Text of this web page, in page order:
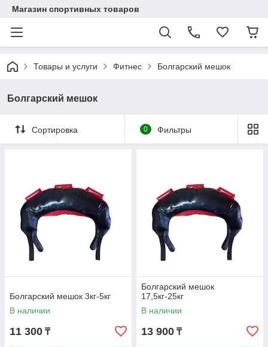
Магазин спортивных товаров
Товары и услуги Фитнес Болгарский мешок
Болгарский мешок
Сортировка 0 Фильтры
Болгарский мешок 3кг-5кг
В наличии
11 300 ₸
Болгарский мешок
17,5кг-25кг
В наличии
13 900 ₸